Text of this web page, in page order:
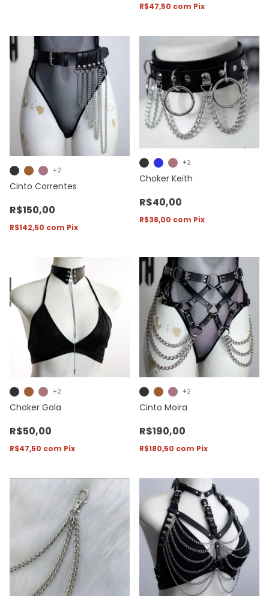
R$47,50 com Pix
Cinto Correntes
R$150,00
R$142,50 com Pix
+2
Choker Keith
R$40,00
R$38,00 com Pix
+2
Choker Gola
R$50,00
R$47,50 com Pix
+2
Cinto Moira
R$190,00
R$180,50 com Pix
+2